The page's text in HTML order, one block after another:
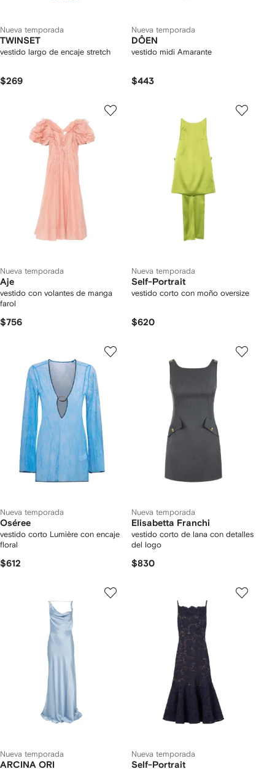
Nueva temporada
TWINSET
vestido largo de encaje stretch
$269
Nueva temporada
DÔEN
vestido midi Amarante
$443
Nueva temporada
Aje
vestido con volantes de manga
farol
$756
Nueva temporada
Self-Portrait
vestido corto con moño oversize
$620
Nueva temporada
Oséree
vestido corto Lumière con encaje
floral
$612
Nueva temporada
Elisabetta Franchi
vestido corto de lana con detalles
del logo
$830
Nueva temporada
ARCINA ORI
Nueva temporada
Self-Portrait